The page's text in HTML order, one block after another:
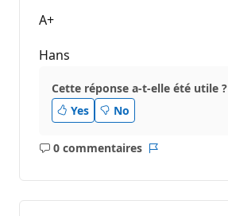
A+
Hans
Cette réponse a-t-elle été utile ?
Yes
No
0 commentaires
Aucun